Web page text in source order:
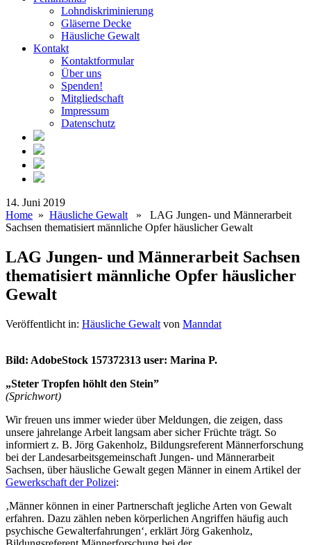
Lohndiskriminierung
Gläserne Decke
Häusliche Gewalt
Kontakt
Kontaktformular
Über uns
Spenden!
Mitgliedschaft
Impressum
Datenschutz
14. Juni 2019
Home » Häusliche Gewalt » LAG Jungen- und Männerarbeit
Sachsen thematisiert männliche Opfer häuslicher Gewalt
LAG Jungen- und Männerarbeit Sachsen
thematisiert männliche Opfer häuslicher
Gewalt
Veröffentlicht in: Häusliche Gewalt von Manndat
Bild: AdobeStock 157372313 user: Marina P.
„Steter Tropfen höhlt den Stein”
(Sprichwort)
Wir freuen uns immer wieder über Meldungen, die zeigen, dass
unsere jahrelange Arbeit langsam aber sicher Früchte trägt. So
informiert z. B. Jörg Gakenholz, Bildungsreferent Männerforschung
bei der Landesarbeitsgemeinschaft Jungen- und Männerarbeit
Sachsen, über häusliche Gewalt gegen Männer in einem Artikel der
Gewerkschaft der Polizei:
‚Männer können in einer Partnerschaft jegliche Arten von Gewalt
erfahren. Dazu zählen neben körperlichen Angriffen häufig auch
psychische Gewalterfahrungen‘, erklärt Jörg Gakenholz,